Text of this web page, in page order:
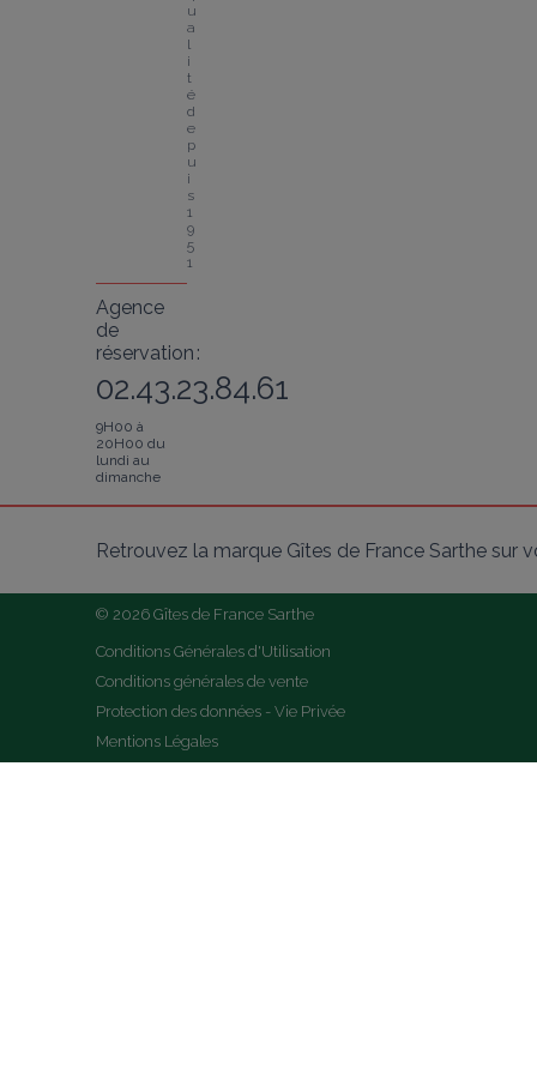
u
a
l
i
t
é
d
e
p
u
i
s
1
9
5
1
Agence
de
réservation :
02.43.23.84.61
9H00 à
20H00 du
lundi au
dimanche
Retrouvez la marque Gîtes de France Sarthe sur
© 2026 Gîtes de France Sarthe
Conditions Générales d'Utilisation
Conditions générales de vente
Protection des données - Vie Privée
Mentions Légales